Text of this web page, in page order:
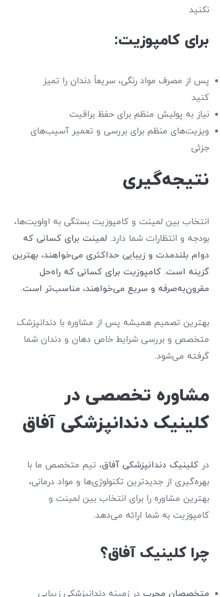
نکنید
برای کامپوزیت:
پس از مصرف مواد رنگی، سریعاً دندان را تمیز
کنید
نیاز به پولیش منظم برای حفظ براقیت
ویزیت‌های منظم برای بررسی و تعمیر آسیب‌های
جزئی
نتیجه‌گیری
انتخاب بین لمینت و کامپوزیت بستگی به اولویت‌ها،
بودجه و انتظارات شما دارد. لمینت برای کسانی که
دوام بلندمدت و زیبایی حداکثری می‌خواهند، بهترین
گزینه است.کامپوزیت برای کسانی که راه‌حل
مقرون‌به‌صرفه و سریع می‌خواهند، مناسب‌تر است.
بهترین تصمیم همیشه پس از مشاوره با دندانپزشک
متخصص و بررسی شرایط خاص دهان و دندان شما
گرفته می‌شود.
مشاوره تخصصی در
کلینیک دندانپزشکی آفاق
درکلینیک دندانپزشکی آفاق، تیم متخصص ما با
بهره‌گیری از جدیدترین تکنولوژی‌ها و مواد درمانی،
بهترین مشاوره را برای انتخاب بین لمینت و
کامپوزیت به شما ارائه می‌دهد.
چرا کلینیک آفاق؟
متخصصان مجرب در زمینه دندانپزشکی زیبایی